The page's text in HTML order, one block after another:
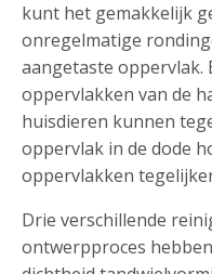
kunt het gemakkelijk
onregelmatige
aangetaste oppervlak.
oppervlakken van de
huisdieren kunnen
oppervlak in de dode
oppervlakken
Drie verschillende
ontwerpproces